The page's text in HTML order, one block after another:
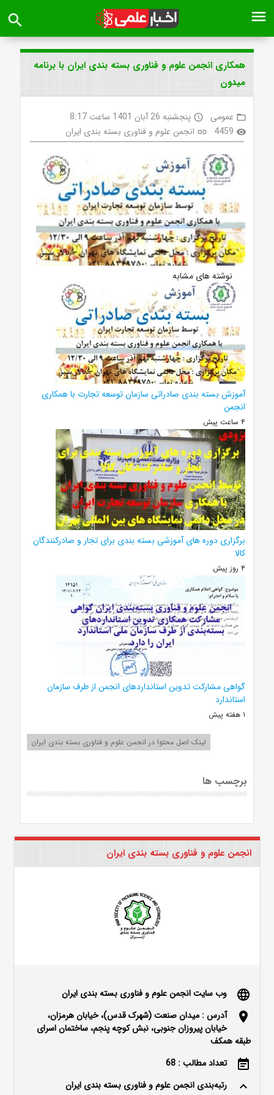
menu
search
همکاری انجمن علوم و فناوری بسته بندی ایران با برنامه
میدون
folder_open عمومی access_time پنجشنبه 26 آبان 1401 ساعت 8:17
visibility
4459
link انجمن علوم و فناوری بسته بندی ایران
نوشته های مشابه
آموزش بسته بندی صادراتی سازمان توسعه تجارت با همکاری
انجمن
۴ ساعت پیش
برگزاری دوره های آموزشی بسته بندی برای تجار و صادرکنندگان
کالا
۴ روز پیش
گواهی مشارکت تدوین استانداردهای انجمن از طرف سازمان
استاندارد
۱ هفته پیش
لینک اصل محتوا در انجمن علوم و فناوری بسته بندی ایران
برچسب ها
انجمن علوم و فناوری بسته بندی ایران
language وب سایت انجمن علوم و فناوری بسته بندی ایران
location_on
آدرس : میدان صنعت (شهرک قدس)، خیابان هرمزان،
خیابان پیروزان جنوبی، نبش کوچه پنجم، ساختمان اسرای
طبقه همکف
event_note تعداد مطالب : 68
keyboard_arrow_up رتبه‌بندی انجمن علوم و فناوری بسته بندی ایران